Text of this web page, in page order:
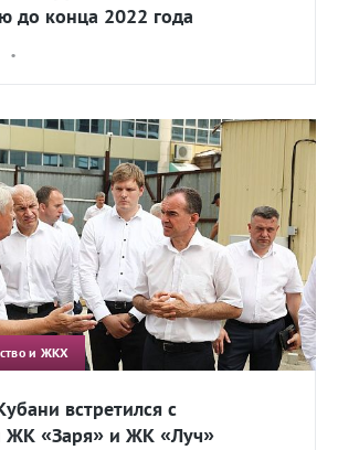
до конца 2022 года
•
и ЖКХ
встретился с
ЖК «Заря» и ЖК «Луч»